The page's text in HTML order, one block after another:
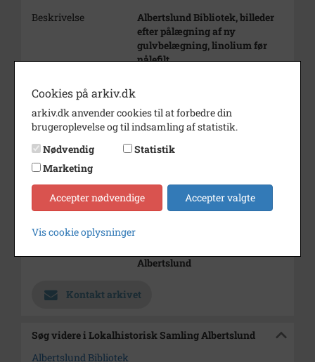
Beskrivelse
Albertslund Bibliotek, billeder
efter pålægning af ny
gulvbelægning, linolium før
nålefilt.
4 fotos s/h
Årstal
1988
Dateringsnote
Fotograf
Ukendt
Albertslund
Kontakt arkivet
Søg videre i Lokalhistorisk Samling Albertslund
Albertslund Bibliotek
Cookies på arkiv.dk
arkiv.dk anvender cookies til at forbedre din
brugeroplevelse og til indsamling af statistik.
Nødvendig
Statistik
Marketing
Accepter nødvendige Accepter valgte
Vis cookie oplysninger